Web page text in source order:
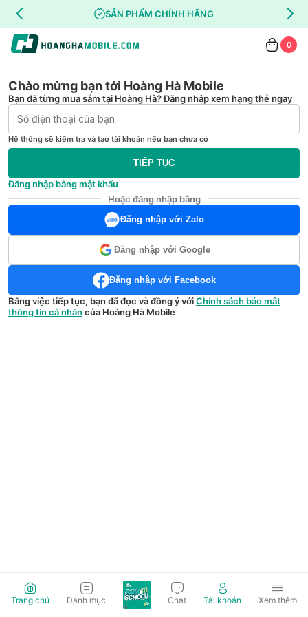
SẢN PHẨM CHÍNH HÃNG
0
Chào mừng bạn tới Hoàng Hà Mobile
Bạn đã từng mua sắm tại Hoàng Hà? Đăng nhập xem hạng thẻ ngay
Hệ thống sẽ kiểm tra và tạo tài khoản nếu bạn chưa có
TIẾP TỤC
Đăng nhập bằng mật khẩu
Hoặc đăng nhập bằng
Đăng nhập với Zalo
Đăng nhập với Google
Đăng nhập với Facebook
Bằng việc tiếp tục, bạn đã đọc và đồng ý vớiChính sách bảo mật
thông tin cá nhân của Hoàng Hà Mobile
Trang chủ Danh mục Chat Tài khoản Xem thêm